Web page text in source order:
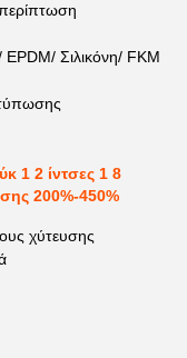
Σιλικόνη/ FKM
1 2 ίντσες 1 8
200%-450%
χύτευσης